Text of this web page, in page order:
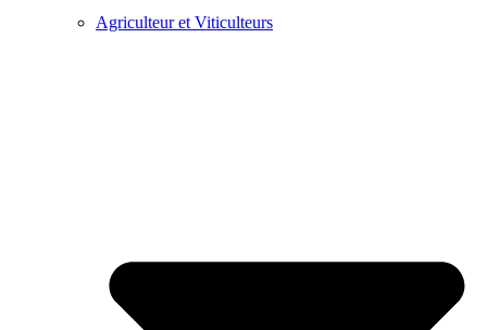
Agriculteur et Viticulteurs